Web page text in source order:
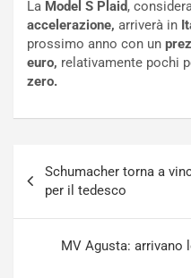
La Model S Plaid,
accelerazione, arriverà in
prossimo anno con un
euro, relativamente pochi
zero.
articoli
Schumacher torna a
per il tedesco
MV Agusta: arrivano
o
N
o
n
P
R
N
o
u
S
p